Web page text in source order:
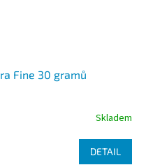
Fine 30 gramů
Skladem
DETAIL